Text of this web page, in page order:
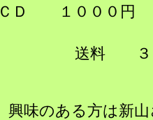
ＣＤ １０００円
送料 ３
興味のある方は新